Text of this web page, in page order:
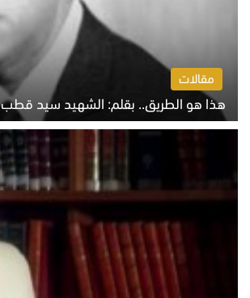
مقالات
هذا هو الطريق.. بقلم: الشهيد سيد قطب
الخميس 6 أغسطس 2026 10:52 ص